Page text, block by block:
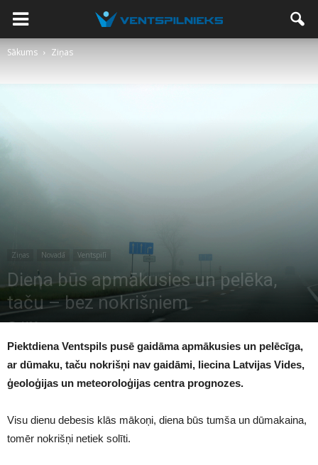
Sākums Ziņas
Ziņas Novadā Ventspilī
Diena būs apmākusies un pelēka,
taču – bez nokrišņiem
1106
Piektdiena Ventspils pusē gaidāma apmākusies un pelēcīga,
ar dūmaku, taču nokrišņi nav gaidāmi, liecina Latvijas Vides,
ģeoloģijas un meteoroloģijas centra prognozes.
Visu dienu debesis klās mākoņi, diena būs tumša un dūmakaina,
tomēr nokrišņi netiek solīti.